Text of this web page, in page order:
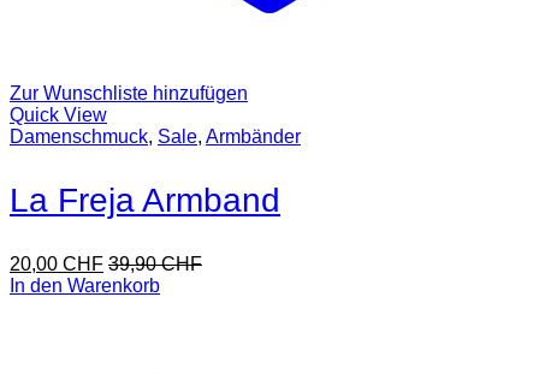
Zur Wunschliste hinzufügen
Quick View
Damenschmuck, Sale, Armbänder
La Freja Armband
20,00 CHF 39,90CHF
In den Warenkorb